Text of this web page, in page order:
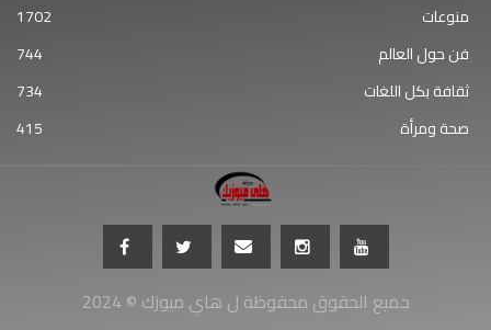
منوعات
1702
فن حول العالم
744
ثقافة بكل اللغات
734
صحة ومرأة
415
جميع الحقوق محفوظة ل هاي ميوزك © 2024